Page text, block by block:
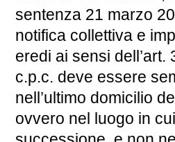
sentenza 21 marzo
notifica collettiva e
eredi ai sensi dell’art.
c.p.c. deve essere
nell’ultimo domicilio
ovvero nel luogo in